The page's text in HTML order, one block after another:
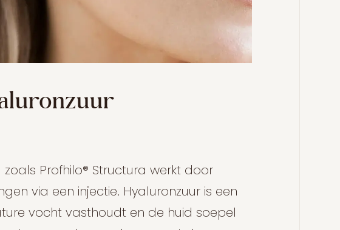
Profhilo® Structura werkt door
via een injectie. Hyaluronzuur is een
vocht vasthoudt en de huid soepel